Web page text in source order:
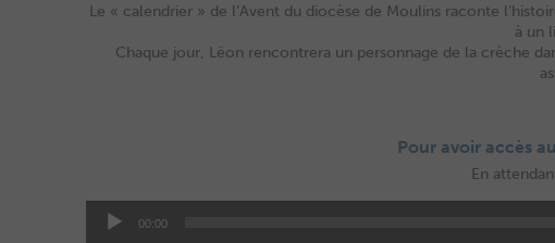
Le « calendrier » de l’Avent du diocèse de Moulins raconte
à un
Chaque jour, Lëon rencontrera un personnage de la crèche
Pour avoir accès
En
00:00